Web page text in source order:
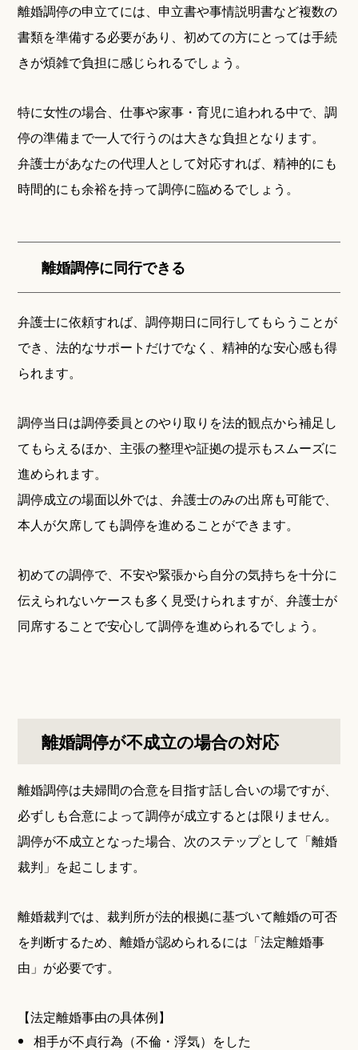
離婚調停の申立てには、申立書や事情説明書など複数の
書類を準備する必要があり、初めての方にとっては手続
きが煩雑で負担に感じられるでしょう。
特に女性の場合、仕事や家事・育児に追われる中で、調
停の準備まで一人で行うのは大きな負担となります。
弁護士があなたの代理人として対応すれば、精神的にも
時間的にも余裕を持って調停に臨めるでしょう。
離婚調停に同行できる
弁護士に依頼すれば、調停期日に同行してもらうことが
でき、法的なサポートだけでなく、精神的な安心感も得
られます。
調停当日は調停委員とのやり取りを法的観点から補足し
てもらえるほか、主張の整理や証拠の提示もスムーズに
進められます。
調停成立の場面以外では、弁護士のみの出席も可能で、
本人が欠席しても調停を進めることができます。
初めての調停で、不安や緊張から自分の気持ちを十分に
伝えられないケースも多く見受けられますが、弁護士が
同席することで安心して調停を進められるでしょう。
離婚調停が不成立の場合の対応
離婚調停は夫婦間の合意を目指す話し合いの場ですが、
必ずしも合意によって調停が成立するとは限りません。
調停が不成立となった場合、次のステップとして「離婚
裁判」を起こします。
離婚裁判では、裁判所が法的根拠に基づいて離婚の可否
を判断するため、離婚が認められるには「法定離婚事
由」が必要です。
【法定離婚事由の具体例】
相手が不貞行為（不倫・浮気）をした